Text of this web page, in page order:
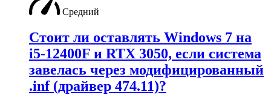
Средний
Стоит ли оставлять Windows 7 на
i5-12400F и RTX 3050, если система
завелась через модифицированный
.inf (драйвер 474.11)?